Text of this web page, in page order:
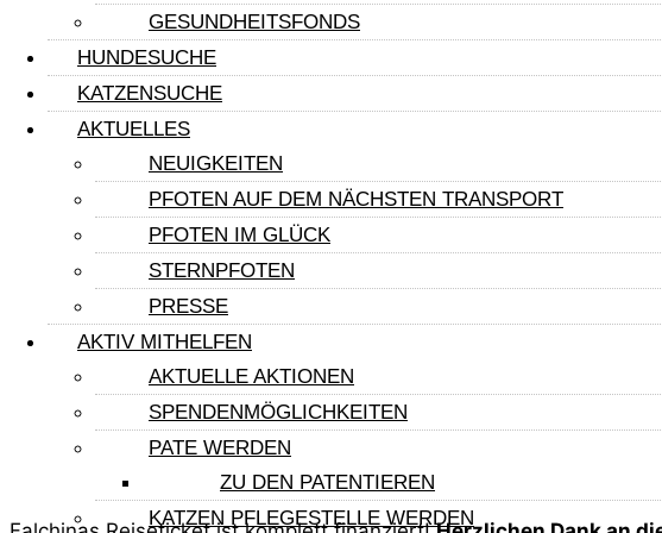
GESUNDHEITSFONDS
HUNDESUCHE
KATZENSUCHE
AKTUELLES
NEUIGKEITEN
PFOTEN AUF DEM NÄCHSTEN TRANSPORT
PFOTEN IM GLÜCK
STERNPFOTEN
PRESSE
AKTIV MITHELFEN
AKTUELLE AKTIONEN
SPENDENMÖGLICHKEITEN
PATE WERDEN
ZU DEN PATENTIEREN
KATZEN PFLEGESTELLE WERDEN
Krankheiten: Keine bekannten Krankheiten
Handicaps: Keine bekannten Handicaps
gechippt: Ja
Haltung: Freigang
Charakter: verspielt, Menschen gegenüber noch etwas
Test- und Impfstatus
Katzenaids (FIV): negativ
Leukose (FeLV): negativ
Tollwut: Ja
Katzenschnupfen/-seuche: Ja
Reisespende
Pflegespende